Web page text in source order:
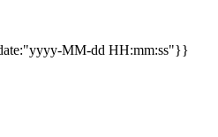
MM-dd HH:mm:ss"}}